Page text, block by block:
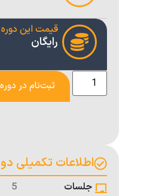
قیمت این دوره
رایگان
ثبت‌نام در دوره
اطلاعات تکمیلی
جلسات 5